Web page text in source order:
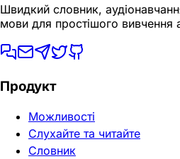
Швидкий словник,
мови для простішого вивчення
Продукт
Можливості
Слухайте та читайте
Словник